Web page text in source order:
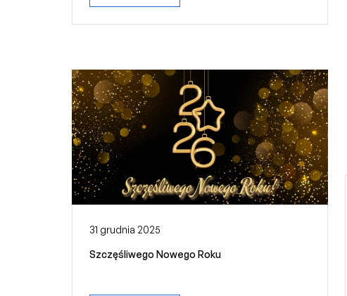
31 grudnia 2025
Szczęśliwego Nowego Roku